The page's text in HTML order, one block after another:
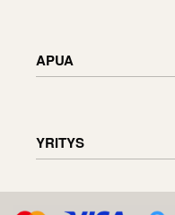
Cart
APUA
Tilauksen tila
Arvostelut
YRITYS
Tietoa meistä